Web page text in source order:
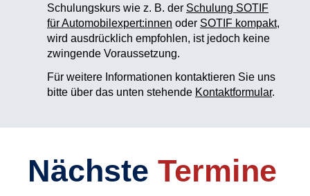
Schulungskurs wie z. B. der Schulung SOTIF
für Automobilexpert:innen oder SOTIF kompakt,
wird ausdrücklich empfohlen, ist jedoch keine
zwingende Voraussetzung.
Für weitere Informationen kontaktieren Sie uns
bitte über das unten stehende Kontaktformular.
Nächste Termine